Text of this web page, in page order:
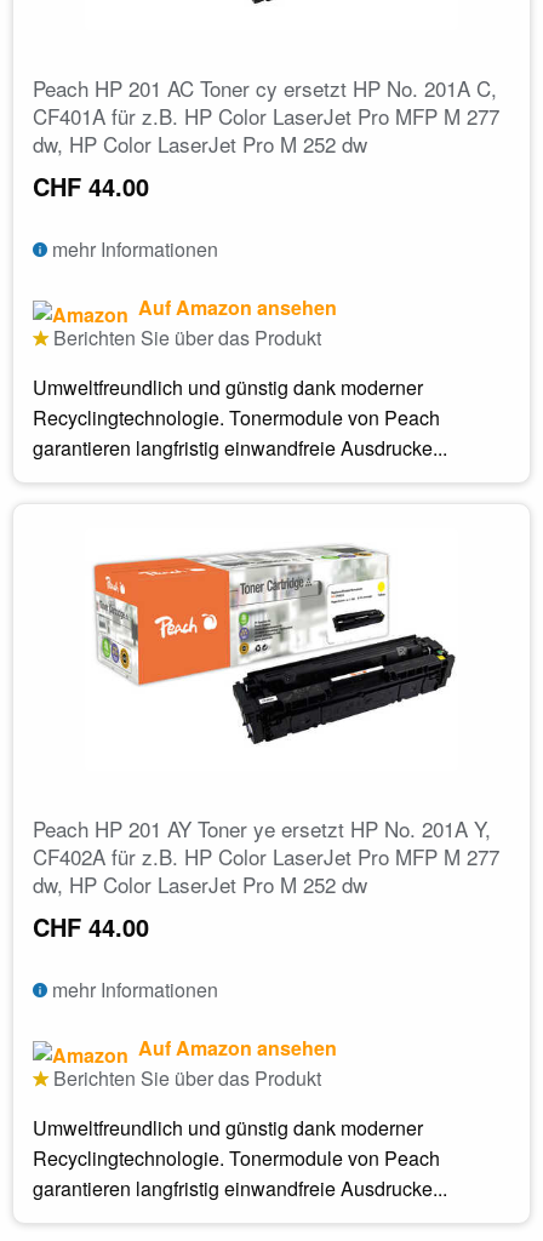
Peach HP 201 AC Toner cy ersetzt HP No. 201A C,
CF401A für z.B. HP Color LaserJet Pro MFP M 277
dw, HP Color LaserJet Pro M 252 dw
CHF 44.00
mehr Informationen
Auf Amazon ansehen
Berichten Sie über das Produkt
Umweltfreundlich und günstig dank moderner
Recyclingtechnologie. Tonermodule von Peach
garantieren langfristig einwandfreie Ausdrucke...
Peach HP 201 AY Toner ye ersetzt HP No. 201A Y,
CF402A für z.B. HP Color LaserJet Pro MFP M 277
dw, HP Color LaserJet Pro M 252 dw
CHF 44.00
mehr Informationen
Auf Amazon ansehen
Berichten Sie über das Produkt
Umweltfreundlich und günstig dank moderner
Recyclingtechnologie. Tonermodule von Peach
garantieren langfristig einwandfreie Ausdrucke...